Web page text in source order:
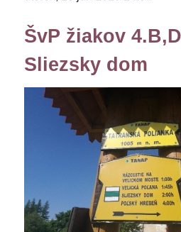
ŠvP žiakov
Sliezsky dom